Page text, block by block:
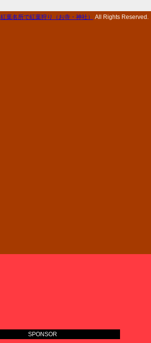
紅葉名所で紅葉狩り（お寺・神社） All Rights Reserved.
SPONSOR